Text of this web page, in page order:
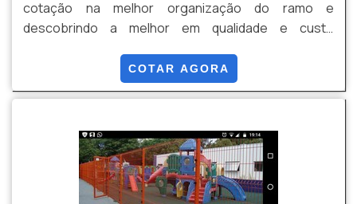
cotação na melhor organização do ramo e
descobrindo a melhor em qualidade e custo
os profissionais especializados da Paraná Telas o
cliente conseguirá proteção com soluções para
necessário para a fixação deste tipo de cercamento.
MAIS INFORM...
COTAR AGORA